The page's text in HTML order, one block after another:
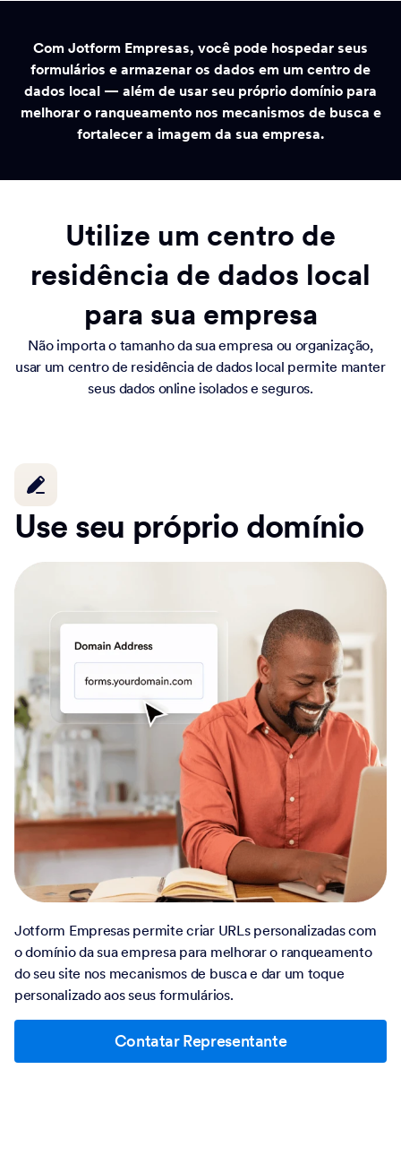
Com Jotform Empresas, você pode hospedar seus
formulários e armazenar os dados em um centro de
dados local — além de usar seu próprio domínio para
melhorar o ranqueamento nos mecanismos de busca e
fortalecer a imagem da sua empresa.
Utilize um centro de
residência de dados local
para sua empresa
Não importa o tamanho da sua empresa ou organização,
usar um centro de residência de dados local permite manter
seus dados online isolados e seguros.
Use seu próprio domínio
Jotform Empresas permite criar URLs personalizadas com
o domínio da sua empresa para melhorar o ranqueamento
do seu site nos mecanismos de busca e dar um toque
personalizado aos seus formulários.
Contatar Representante